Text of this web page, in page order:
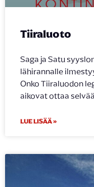
Tiiraluoto
Saga ja Satu
lähirannalle
Onko Tiiraluodon
aikovat ottaa
LUE LISÄÄ »